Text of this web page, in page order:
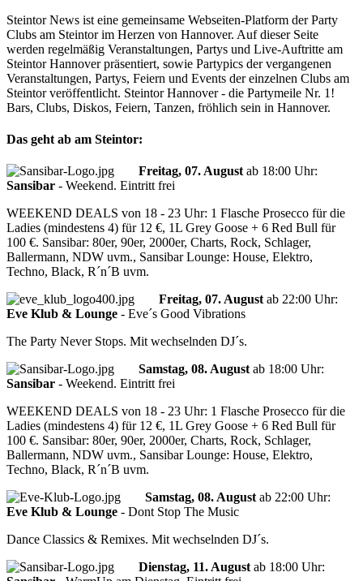
Steintor News ist eine gemeinsame Webseiten-Platform der Party
Clubs am Steintor im Herzen von Hannover. Auf dieser Seite
werden regelmäßig Veranstaltungen, Partys und Live-Auftritte am
Steintor Hannover präsentiert, sowie Partypics der vergangenen
Veranstaltungen, Partys, Feiern und Events der einzelnen Clubs am
Steintor veröffentlicht. Steintor Hannover - die Partymeile Nr. 1!
Bars, Clubs, Diskos, Feiern, Tanzen, fröhlich sein in Hannover.
Das geht ab am Steintor:
Freitag, 07. August ab 18:00 Uhr:
Sansibar - Weekend. Eintritt frei
WEEKEND DEALS von 18 - 23 Uhr: 1 Flasche Prosecco für die
Ladies (mindestens 4) für 12 €, 1L Grey Goose + 6 Red Bull für
100 €. Sansibar: 80er, 90er, 2000er, Charts, Rock, Schlager,
Ballermann, NDW uvm., Sansibar Lounge: House, Elektro,
Techno, Black, R´n´B uvm.
Freitag, 07. August ab 22:00 Uhr:
Eve Klub & Lounge - Eve´s Good Vibrations
The Party Never Stops. Mit wechselnden DJ´s.
Samstag, 08. August ab 18:00 Uhr:
Sansibar - Weekend. Eintritt frei
WEEKEND DEALS von 18 - 23 Uhr: 1 Flasche Prosecco für die
Ladies (mindestens 4) für 12 €, 1L Grey Goose + 6 Red Bull für
100 €. Sansibar: 80er, 90er, 2000er, Charts, Rock, Schlager,
Ballermann, NDW uvm., Sansibar Lounge: House, Elektro,
Techno, Black, R´n´B uvm.
Samstag, 08. August ab 22:00 Uhr:
Eve Klub & Lounge - Dont Stop The Music
Dance Classics & Remixes. Mit wechselnden DJ´s.
Dienstag, 11. August ab 18:00 Uhr: